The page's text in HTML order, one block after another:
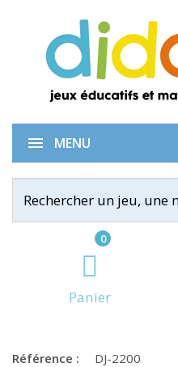
0
Panier
MENU
Pass Animo
Référence : DJ-2200